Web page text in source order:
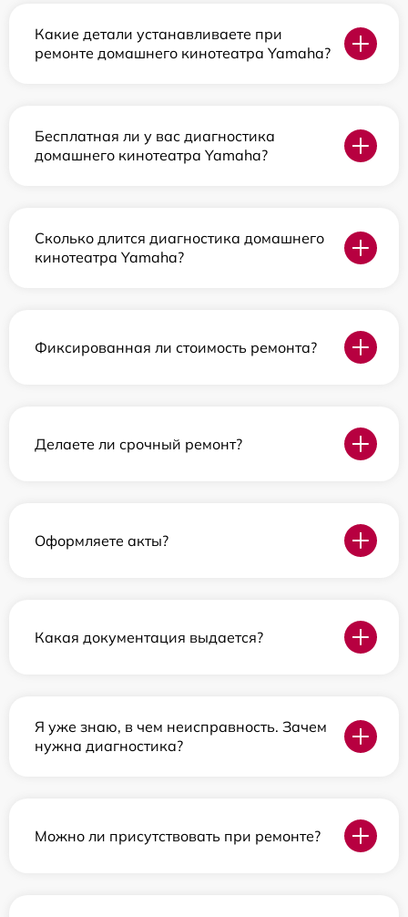
Какие детали устанавливаете при
ремонте домашнего кинотеатра Yamaha?
Бесплатная ли у вас диагностика
домашнего кинотеатра Yamaha?
Сколько длится диагностика домашнего
кинотеатра Yamaha?
Фиксированная ли стоимость ремонта?
Делаете ли срочный ремонт?
Оформляете акты?
Какая документация выдается?
Я уже знаю, в чем неисправность. Зачем
нужна диагностика?
Можно ли присутствовать при ремонте?